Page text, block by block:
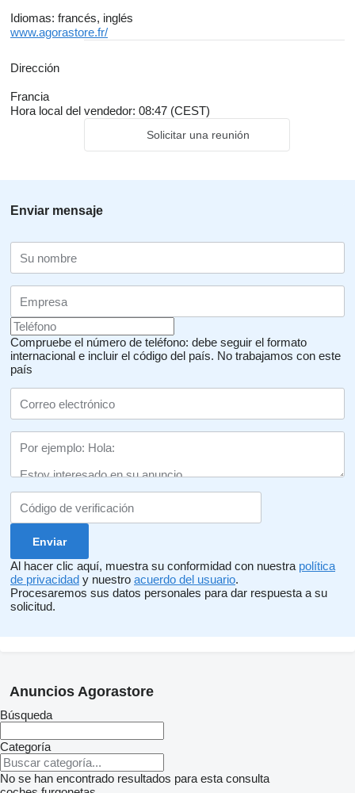
Idiomas: francés, inglés
www.agorastore.fr/
Dirección
Francia
Hora local del vendedor: 08:47 (CEST)
Solicitar una reunión
Enviar mensaje
Compruebe el número de teléfono: debe seguir el formato
internacional e incluir el código del país. No trabajamos con este
país
Al hacer clic aquí, muestra su conformidad con nuestra política
de privacidad y nuestro acuerdo del usuario.
Procesaremos sus datos personales para dar respuesta a su
solicitud.
Anuncios Agorastore
Búsqueda
Categoría
No se han encontrado resultados para esta consulta